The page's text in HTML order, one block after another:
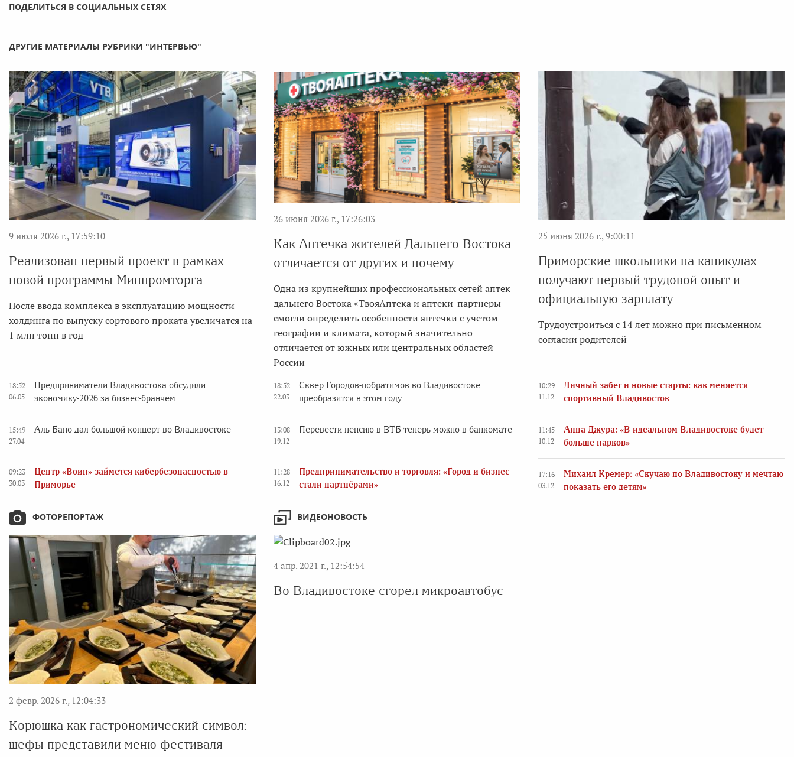
ПОДЕЛИТЬСЯ В СОЦИАЛЬНЫХ СЕТЯХ
ДРУГИЕ МАТЕРИАЛЫ РУБРИКИ "ИНТЕРВЬЮ"
9 июля 2026 г., 17:59:10
Реализован первый проект в рамках
новой программы Минпромторга
После ввода комплекса в эксплуатацию мощности
холдинга по выпуску сортового проката увеличатся на
1 млн тонн в год
26 июня 2026 г., 17:26:03
Как Аптечка жителей Дальнего Востока
отличается от других и почему
Одна из крупнейших профессиональных сетей аптек
дальнего Востока «ТвояАптека и аптеки-партнеры
смогли определить особенности аптечки с учетом
географии и климата, который значительно
отличается от южных или центральных областей
России
25 июня 2026 г., 9:00:11
Приморские школьники на каникулах
получают первый трудовой опыт и
официальную зарплату
Трудоустроиться с 14 лет можно при письменном
согласии родителей
18:52
06.05
Предприниматели Владивостока обсудили
экономику-2026 за бизнес-бранчем
15:49
27.04
Аль Бано дал большой концерт во Владивостоке
09:23
30.03
Центр «Воин» займется кибербезопасностью в
Приморье
18:52
22.03
Сквер Городов-побратимов во Владивостоке
преобразится в этом году
13:08
19.12
Перевести пенсию в ВТБ теперь можно в банкомате
11:28
16.12
Предпринимательство и торговля: «Город и бизнес
стали партнёрами»
10:29
11.12
Личный забег и новые старты: как меняется
спортивный Владивосток
11:45
10.12
Анна Джура: «В идеальном Владивостоке будет
больше парков»
17:16
03.12
Михаил Кремер: «Скучаю по Владивостоку и мечтаю
показать его детям»
ФОТОРЕПОРТАЖ
2 февр. 2026 г., 12:04:33
Корюшка как гастрономический символ:
шефы представили меню фестиваля
ВИДЕОНОВОСТЬ
4 апр. 2021 г., 12:54:54
Во Владивостоке сгорел микроавтобус